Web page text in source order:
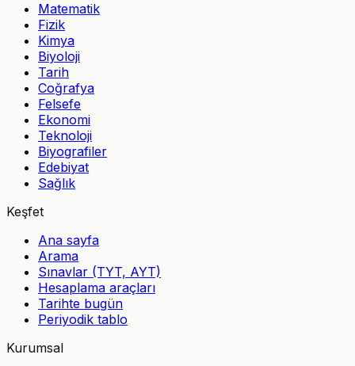
Matematik
Fizik
Kimya
Biyoloji
Tarih
Coğrafya
Felsefe
Ekonomi
Teknoloji
Biyografiler
Edebiyat
Sağlık
Keşfet
Ana sayfa
Arama
Sınavlar (TYT, AYT)
Hesaplama araçları
Tarihte bugün
Periyodik tablo
Kurumsal